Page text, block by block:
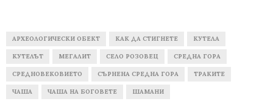
АРХЕОЛОГИЧЕСКИ ОБЕКТ КАК ДА СТИГНЕТЕ КУТЕЛА
КУТЕЛЪТ МЕГАЛИТ СЕЛО РОЗОВЕЦ СРЕДНА ГОРА
СРЕДНОВЕКОВИЕТО СЪРНЕНА СРЕДНА ГОРА ТРАКИТЕ
ЧАША ЧАША НА БОГОВЕТЕ ШАМАНИ